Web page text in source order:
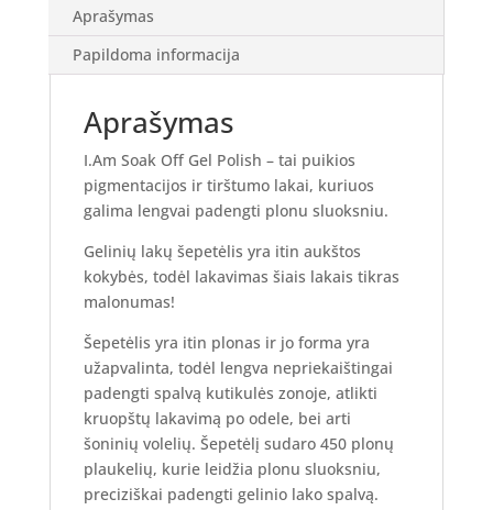
7mlAprašymas
Papildoma informacija
Aprašymas
I.Am Soak Off Gel Polish – tai puikios
pigmentacijos ir tirštumo lakai, kuriuos
galima lengvai padengti plonu sluoksniu.
Gelinių lakų šepetėlis yra itin aukštos
kokybės, todėl lakavimas šiais lakais tikras
malonumas!
Šepetėlis yra itin plonas ir jo forma yra
užapvalinta, todėl lengva nepriekaištingai
padengti spalvą kutikulės zonoje, atlikti
kruopštų lakavimą po odele, bei arti
šoninių volelių. Šepetėlį sudaro 450 plonų
plaukelių, kurie leidžia plonu sluoksniu,
preciziškai padengti gelinio lako spalvą.